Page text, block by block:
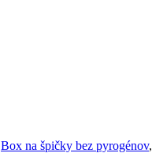
Box na špičky bez pyrogénov,